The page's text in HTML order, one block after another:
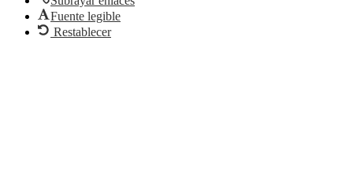
Fuente legible
Restablecer